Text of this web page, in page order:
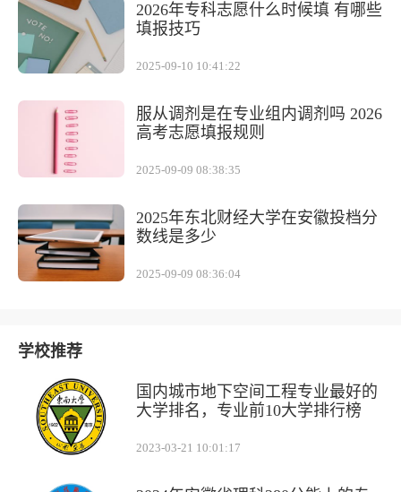
2026年专科志愿什么时候填 有哪些
填报技巧
2025-09-10 10:41:22
服从调剂是在专业组内调剂吗 2026
高考志愿填报规则
2025-09-09 08:38:35
2025年东北财经大学在安徽投档分
数线是多少
2025-09-09 08:36:04
学校推荐
国内城市地下空间工程专业最好的
大学排名，专业前10大学排行榜
2023-03-21 10:01:17